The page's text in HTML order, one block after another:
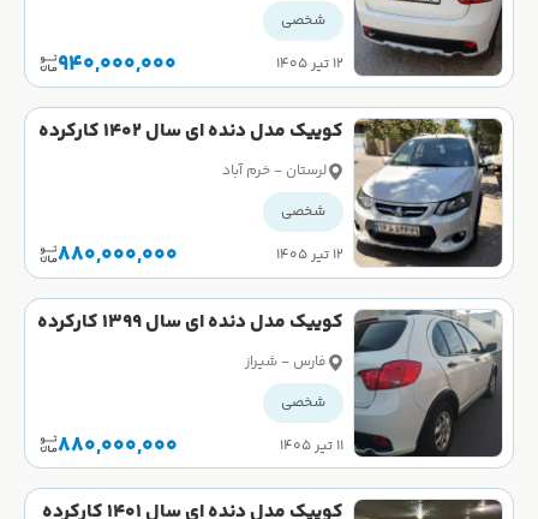
شخصی
۱۲ تیر ۱۴۰۵
940,000,000
کوییک مدل دنده ای سال 1402 کارکرده
لرستان - خرم آباد
شخصی
۱۲ تیر ۱۴۰۵
880,000,000
کوییک مدل دنده ای سال 1399 کارکرده
فارس - شیراز
شخصی
۱۱ تیر ۱۴۰۵
880,000,000
کوییک مدل دنده ای سال 1401 کارکرده